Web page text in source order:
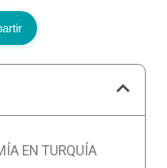
EN TURQUÍA